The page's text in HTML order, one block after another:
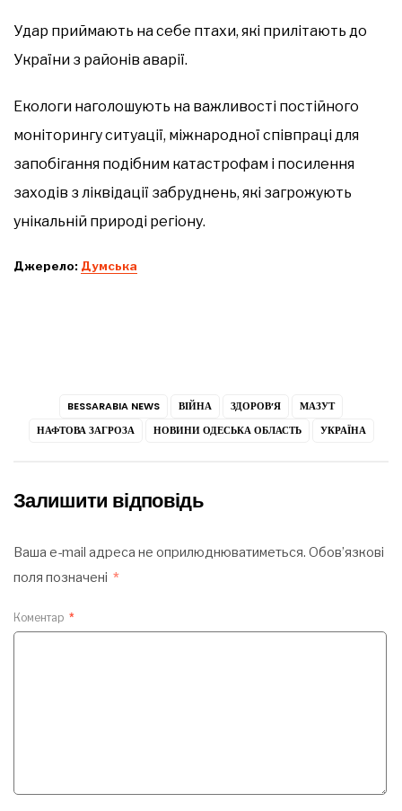
Удар приймають на себе птахи, які прилітають до
України з районів аварії.
Екологи наголошують на важливості постійного
моніторингу ситуації, міжнародної співпраці для
запобігання подібним катастрофам і посилення
заходів з ліквідації забруднень, які загрожують
унікальній природі регіону.
Джерело: Думська
BESSARABIA NEWS ВІЙНА ЗДОРОВ’Я
МАЗУТ
НАФТОВА ЗАГРОЗА
НОВИНИ ОДЕСЬКА ОБЛАСТЬ УКРАЇНА
Залишити відповідь
Ваша e-mail адреса не оприлюднюватиметься. Обов’язкові
поля позначені *
Коментар *